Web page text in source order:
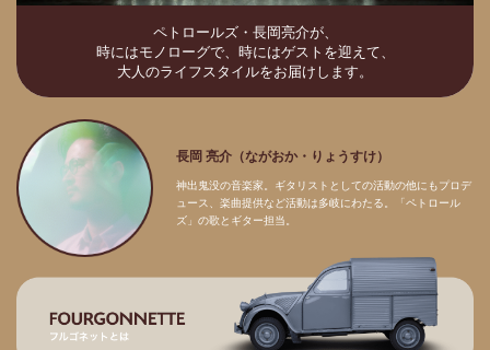
ペトロールズ・長岡亮介が、
時にはモノローグで、時にはゲストを迎えて、
大人のライフスタイルをお届けします。
長岡 亮介（ながおか・りょうすけ）
神出鬼没の音楽家。ギタリストとしての活動の他にもプロデ
ュース、楽曲提供など活動は多岐にわたる。「ペトロール
ズ」の歌とギター担当。